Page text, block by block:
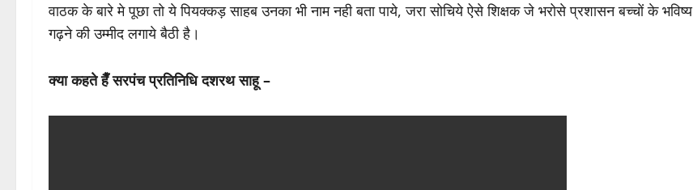
वाठक के बारे मे पूछा तो ये पियक्कड़ साहब उनका भी नाम नही बता पाये, जरा सोचिये ऐसे शिक्षक जे भरोसे प्रशासन बच्चों के भविष्य
गढ़ने की उम्मीद लगाये बैठी है।
क्या कहते हैँ सरपंच प्रतिनिधि दशरथ साहू –